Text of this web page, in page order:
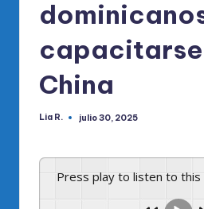
capacitarse
China
Publicado
Lia R. julio 30, 2025
Press play to listen to